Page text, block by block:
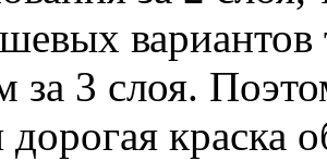
вариантов
3 слоя.
краска